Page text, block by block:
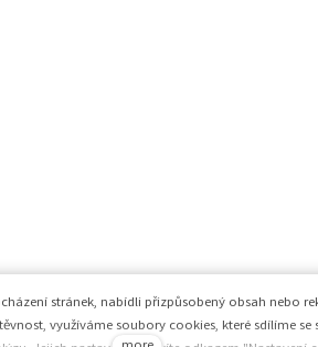
stránek, nabídli přizpůsobený obsah nebo
využíváme soubory cookies, které sdílíme se